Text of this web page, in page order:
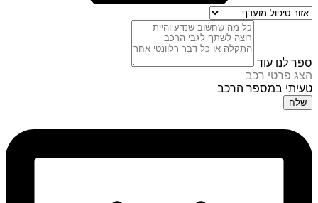
ספר לנו עוד
הצג פרטי רכב
טעיתי במספר הרכב
שלח